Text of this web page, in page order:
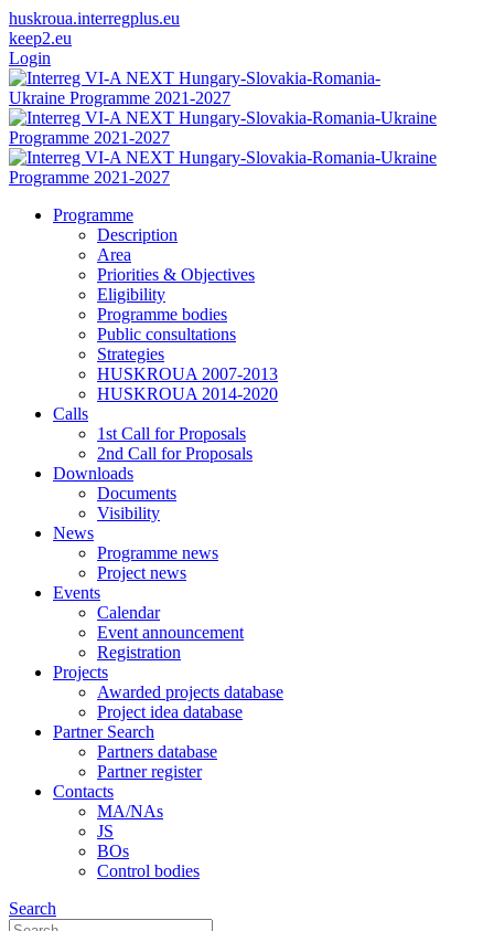
huskroua.interregplus.eu
keep2.eu
Login
Programme
Description
Area
Priorities & Objectives
Eligibility
Programme bodies
Public consultations
Strategies
HUSKROUA 2007-2013
HUSKROUA 2014-2020
Calls
1st Call for Proposals
2nd Call for Proposals
Downloads
Documents
Visibility
News
Programme news
Project news
Events
Calendar
Event announcement
Registration
Projects
Awarded projects database
Project idea database
Partner Search
Partners database
Partner register
Contacts
MA/NAs
JS
BOs
Control bodies
Search